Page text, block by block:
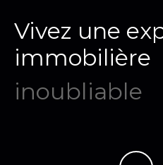
Vivez une
immobilière
mémora|